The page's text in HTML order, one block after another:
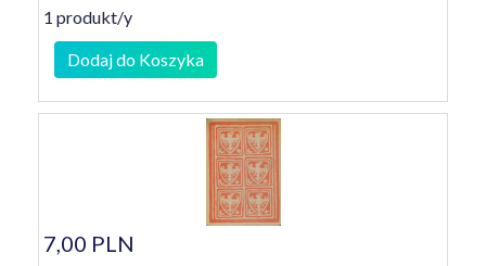
1 produkt/y
Dodaj do Koszyka
7,00 PLN